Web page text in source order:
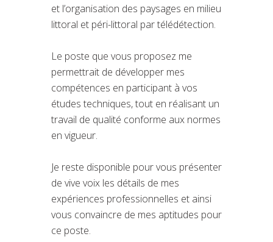
et l’organisation des paysages en milieu
littoral et péri-littoral par télédétection.
Le poste que vous proposez me
permettrait de développer mes
compétences en participant à vos
études techniques, tout en réalisant un
travail de qualité conforme aux normes
en vigueur.
Je reste disponible pour vous présenter
de vive voix les détails de mes
expériences professionnelles et ainsi
vous convaincre de mes aptitudes pour
ce poste.